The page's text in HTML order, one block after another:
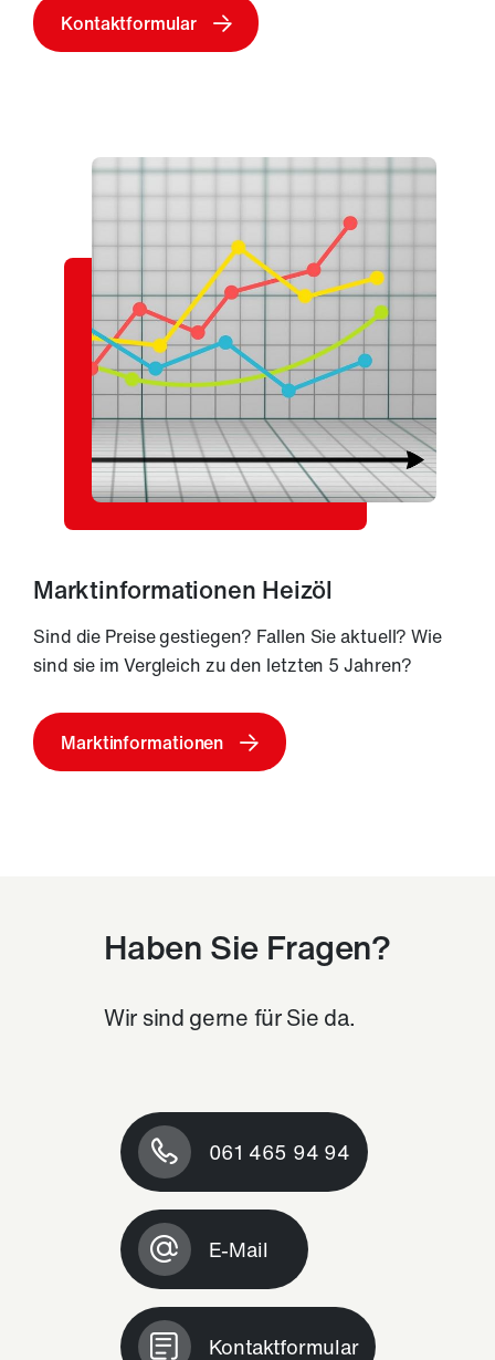
Kontaktformular
Marktinformationen Heizöl
Sind die Preise gestiegen? Fallen Sie aktuell? Wie
sind sie im Vergleich zu den letzten 5 Jahren?
Marktinformationen
Haben Sie Fragen?
Wir sind gerne für Sie da.
061 465 94 94
E-Mail
Kontaktformular